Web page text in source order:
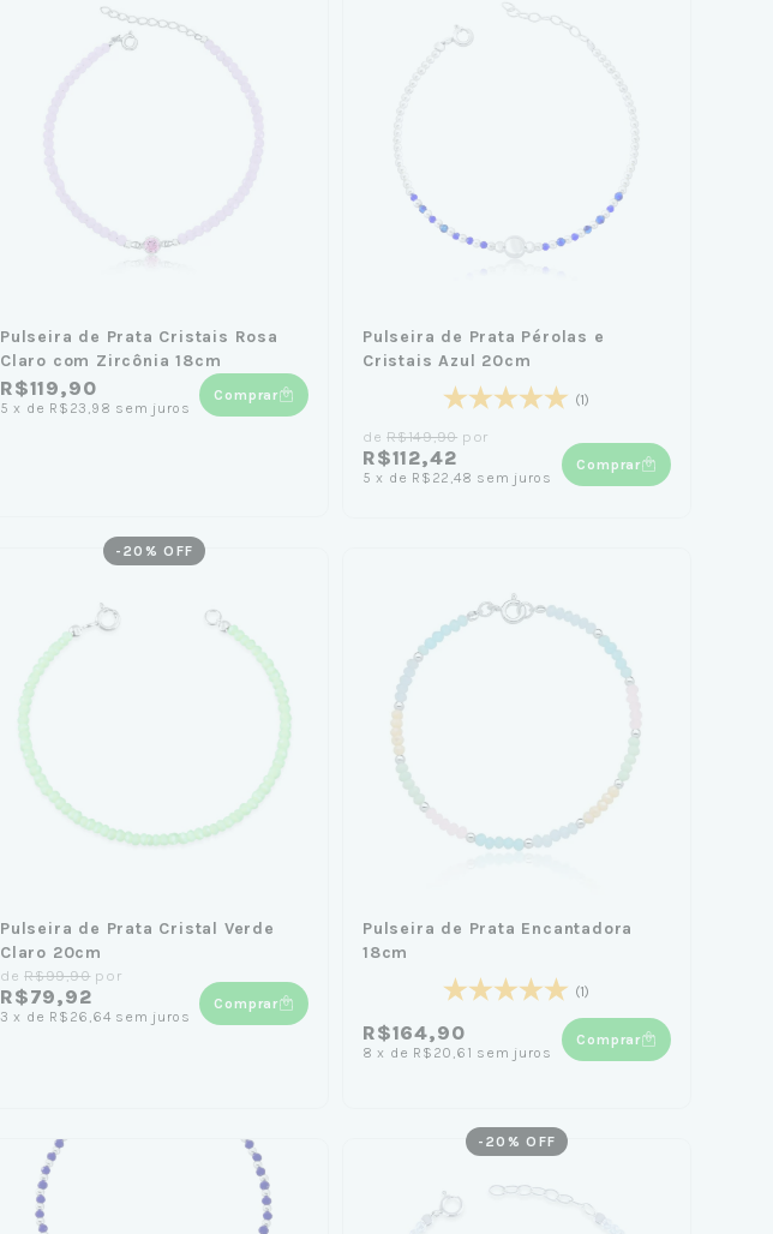
Pulseira de Prata Cristais Rosa
Claro com Zircônia 18cm
R$119,90
5 x de R$23,98 sem juros
Comprar
Pulseira de Prata Pérolas e
Cristais Azul 20cm
(1)
deR$149,90 por
R$112,42
5 x de R$22,48 sem juros
Comprar
- 20 % OFF
Pulseira de Prata Cristal Verde
Claro 20cm
deR$99,90por
R$79,92
3 x de R$26,64 sem juros
Comprar
Pulseira de Prata Encantadora
18cm
(1)
R$164,90
8 x de R$20,61 sem juros
Comprar
- 20 % OFF